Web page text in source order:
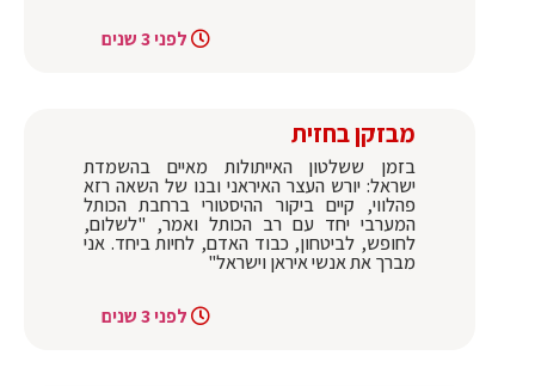
לפני 3 שנים
מבזקן בחזית
בזמן ששלטון האייתולות מאיים בהשמדת
ישראל: יורש העצר האיראני ובנו של השאה רזא
פהלווי, קיים ביקור ההיסטורי ברחבת הכותל
המערבי יחד עם רב הכותל ואמר, "לשלום,
לחופש, לביטחון, כבוד האדם, לחיות ביחד. אני
מברך את אנשי איראן וישראל"
לפני 3 שנים